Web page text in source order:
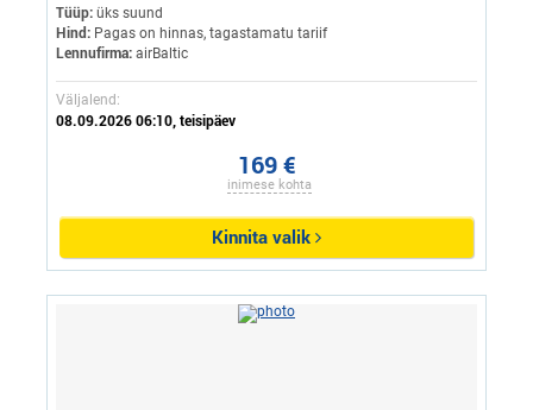
Tüüp: üks suund
Hind: Pagas on hinnas, tagastamatu tariif
Lennufirma: airBaltic
Väljalend:
08.09.2026 06:10, teisipäev
169 €
inimese kohta
Kinnita valik